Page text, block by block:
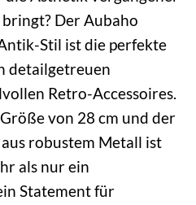
Der Aubaho
Stil ist die perfekte
detailgetreuen
Retro-Accessoires.
von 28 cm und der
robustem Metall ist
als nur ein
Statement für